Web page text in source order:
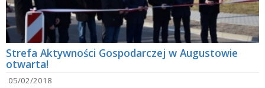
Strefa Aktywności Gospodarczej w Augustowie
otwarta!
05/02/2018